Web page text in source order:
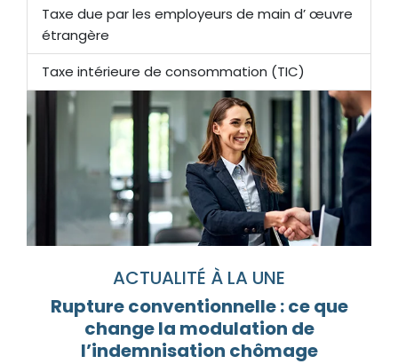
Taxe due par les employeurs de main d’ œuvre
étrangère
Taxe intérieure de consommation (TIC)
ACTUALITÉ À LA UNE
Rupture conventionnelle : ce que
change la modulation de
l’indemnisation chômage